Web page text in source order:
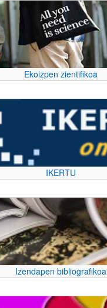
Ekoizpen zientifikoa
IKERTU
Izendapen bibliografikoa